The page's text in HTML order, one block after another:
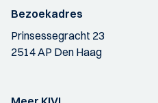
Bezoekadres
Prinsessegracht 23
2514 AP Den Haag